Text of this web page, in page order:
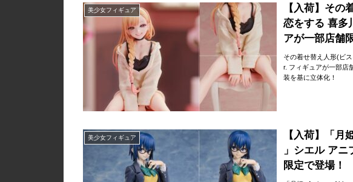
美少女フィギュア
【入荷】その
恋をする 喜多
アが一部店舗
その着せ替え人形(ビ
r. フィギュアが一部店
装を基に立体化！
美少女フィギュア
【入荷】「
」シエル ア
限定で登場！